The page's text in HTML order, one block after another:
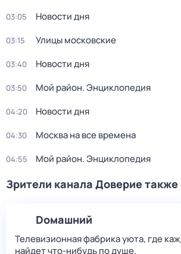
03:05 Новости дня
03:15 Улицы московские
03:40 Новости дня
03:50 Мой район. Энциклопедия
04:20 Новости дня
04:30 Москва на все времена
04:55 Мой район. Энциклопедия
Зрители канала Доверие
Dомашний
Телевизионная фабрика уюта, где
найдет что‑нибудь по душе.